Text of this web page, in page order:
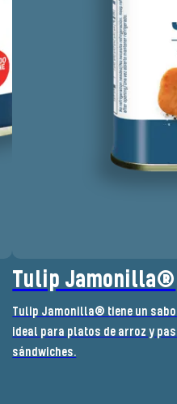
Tulip Jamonilla®
Tulip Jamonilla® tiene un
ideal para platos de arroz y
sándwiches.